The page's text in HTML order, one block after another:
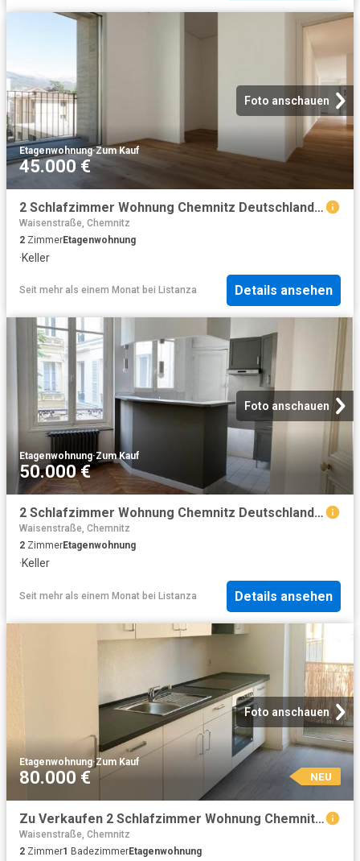
Foto anschauen
Etagenwohnung·Zum Kauf
45.000 €
2 Schlafzimmer Wohnung Chemnitz Deutschland 103373492
Waisenstraße, Chemnitz
2 ZimmerEtagenwohnung
·Keller
Seit mehr als einem Monat bei Listanza Details ansehen
Foto anschauen
Etagenwohnung·Zum Kauf
50.000 €
2 Schlafzimmer Wohnung Chemnitz Deutschland 103356229
Waisenstraße, Chemnitz
2 ZimmerEtagenwohnung
·Keller
Seit mehr als einem Monat bei Listanza Details ansehen
Foto anschauen
Etagenwohnung·Zum Kauf
80.000 € NEU
Zu Verkaufen 2 Schlafzimmer Wohnung Chemnitz Deutschland DS96271200
Waisenstraße, Chemnitz
2 Zimmer1 BadezimmerEtagenwohnung